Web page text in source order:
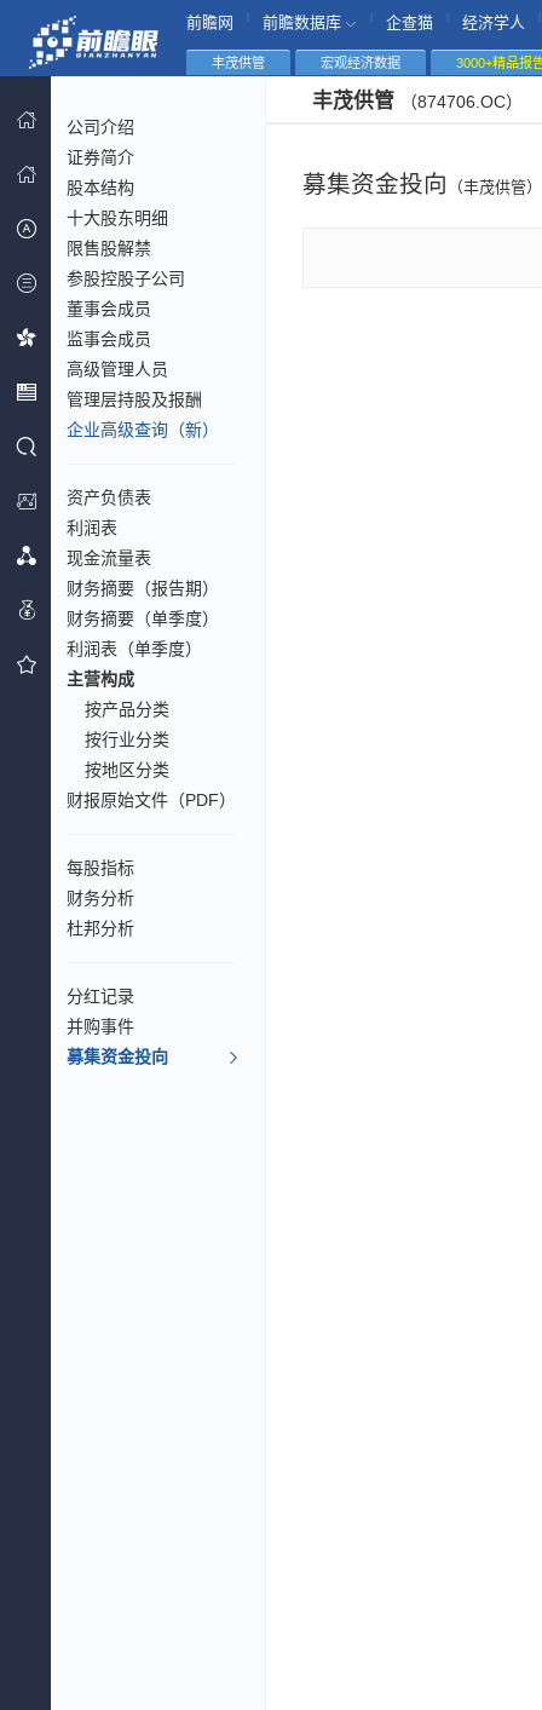
前瞻网 前瞻数据库 企查猫 经济学人
丰茂供管 宏观经济数据 3000+精品报
公司介绍
证券简介
股本结构
十大股东明细
限售股解禁
参股控股子公司
董事会成员
监事会成员
高级管理人员
管理层持股及报酬
企业高级查询（新）
资产负债表
利润表
现金流量表
财务摘要（报告期）
财务摘要（单季度）
利润表（单季度）
主营构成
按产品分类
按行业分类
按地区分类
财报原始文件（PDF）
每股指标
财务分析
杜邦分析
分红记录
并购事件
募集资金投向
丰茂供管 （874706.OC）
募集资金投向 （丰茂供管）